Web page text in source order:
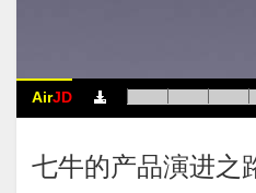
AirJD
七牛的产品演进之